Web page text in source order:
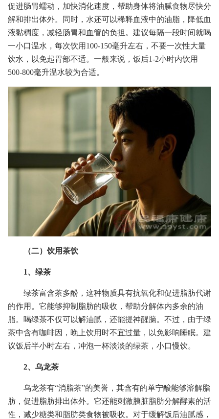
促进肠胃蠕动，加快消化速度，帮助身体将油腻食物尽快分
解和排出体外。同时，水还可以稀释血液中的油脂，降低血
液黏稠度，减轻肠胃和血管的负担。建议每隔一段时间就喝
一小口温水，每次饮用100-150毫升左右，不要一次性大量
饮水，以免起胃部不适。一般来说，饭后1-2小时内饮用
500-800毫升温水较为合适。
（二）饮用茶饮
1、绿茶
绿茶富含茶多酚，这种物质具有抗氧化和促进脂肪代谢
的作用。它能够抑制脂肪的吸收，帮助分解体内多余的油
脂。喝绿茶不仅可以解油腻，还能提神醒脑。不过，由于绿
茶中含有咖啡因，晚上饮用时不宜过量，以免影响睡眠。建
议饭后半小时左右，冲泡一杯淡淡的绿茶，小口慢饮。
2、乌龙茶
乌龙茶有“消脂茶”的美誉，其含有的单宁酸能够溶解脂
肪，促进脂肪排出体外。它还能刺激胰脏脂肪分解酵素的活
性，减少糖类和脂肪类食物被吸收。对于缓解饭后油腻感，